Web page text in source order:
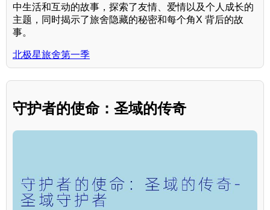
中生活和互动的故事，探索了友情、爱情以及个人成长的
主题，同时揭示了旅舍隐藏的秘密和每个角X 背后的故
事。
北极星旅舍第一季
守护者的使命：圣域的传奇